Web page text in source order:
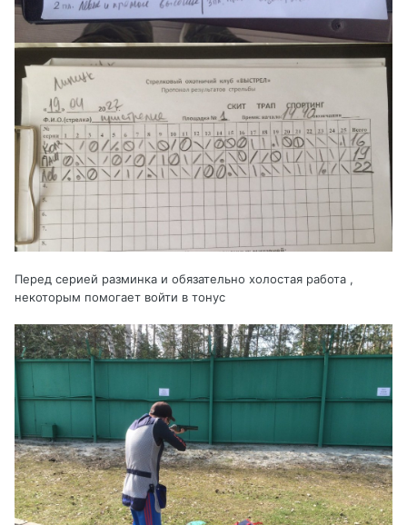
Перед серией разминка и обязательно холостая работа ,
некоторым помогает войти в тонус